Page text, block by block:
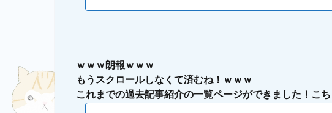
ｗｗｗ朗報ｗｗｗ
もうスクロールしなくて済むね！ｗｗｗ
これまでの過去記事紹介の一覧ページができました！ こ